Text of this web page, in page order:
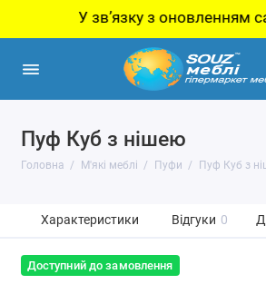
У звʼязку з оновленням
Пуф Куб з нішею
Головна М'які меблі Пуфи Пуф Куб з
Характеристики Відгуки 0
Доступний до замовлення